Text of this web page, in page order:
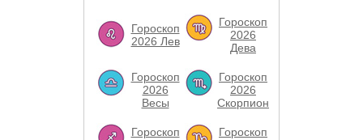
Гороскоп
2026 Лев
Гороскоп
2026
Дева
Гороскоп
2026
Весы
Гороскоп
2026
Скорпион
Гороскоп
Гороскоп